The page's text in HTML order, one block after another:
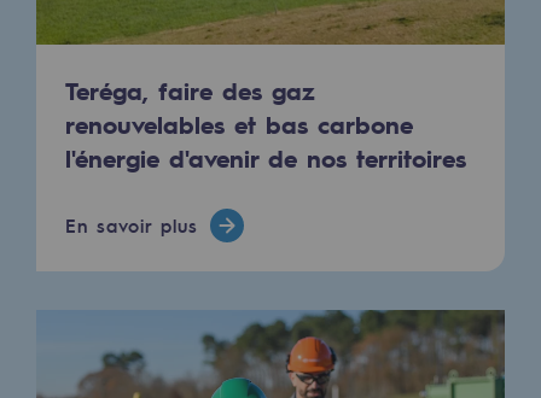
Hydrogène
Hydrogène : Enjeux et opportunités
Production d'hydrogène
Transport d'hydrogène
Stockage d'hydrogène
Projet H2med
Teréga, faire des gaz
renouvelables et bas carbone
l'énergie d'avenir de nos territoires
En savoir plus